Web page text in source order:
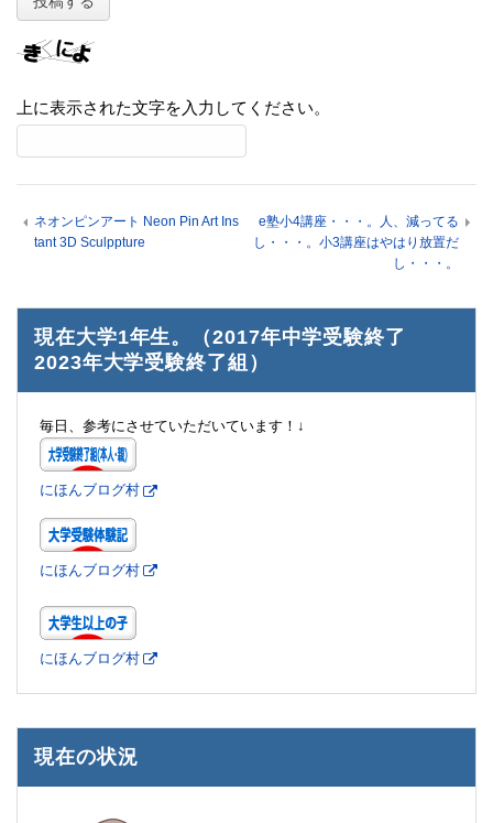
上に表示された文字を入力してください。
ネオンピンアート Neon Pin Art Ins
tant 3D Sculppture
e塾小4講座・・・。人、減ってる
し・・・。小3講座はやはり放置だ
し・・・。
現在大学1年生。（2017年中学受験終了
2023年大学受験終了組）
毎日、参考にさせていただいています！↓
にほんブログ村
にほんブログ村
にほんブログ村
現在の状況